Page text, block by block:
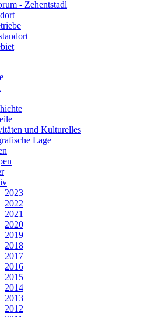
und Kulturelles
Lage
2023
2022
2021
2020
2019
2018
2017
2016
2015
2014
2013
2012